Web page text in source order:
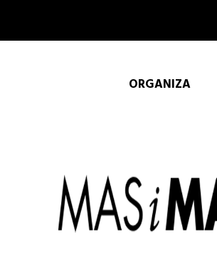
ORGANIZA